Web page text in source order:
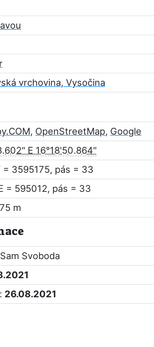
vrchovina, Vysočina
, OpenStreetMap, Google
E 16°18'50.864"
= 3595175, pás = 33
= 595012, pás = 33
m
Svoboda
26.08.2021